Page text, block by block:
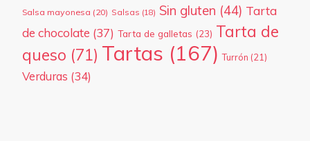
Salsa mayonesa (20) Salsas (18) Sin gluten (44) Tarta
de chocolate (37) Tarta de galletas (23) Tarta de
queso (71) Tartas (167) Turrón (21)
Verduras (34)